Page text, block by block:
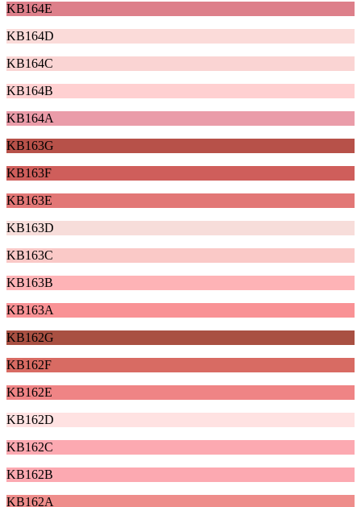
KB164E
KB164D
KB164C
KB164B
KB164A
KB163G
KB163F
KB163E
KB163D
KB163C
KB163B
KB163A
KB162G
KB162F
KB162E
KB162D
KB162C
KB162B
KB162A